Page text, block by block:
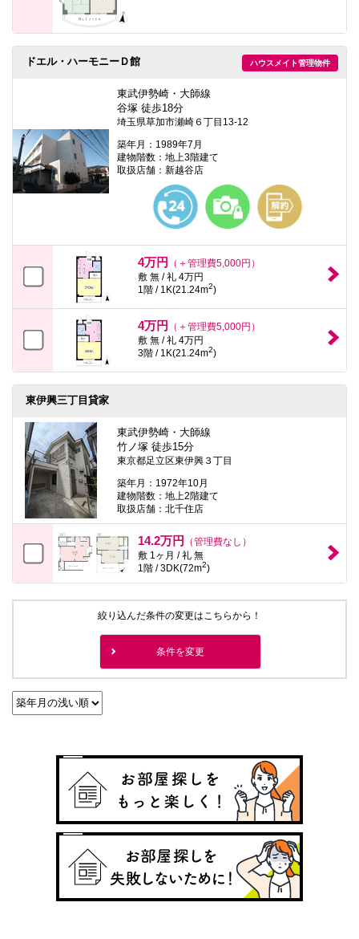
ハウスメイト管理物件
ドエル・ハーモニーＤ館
東武伊勢崎・大師線
谷塚 徒歩18分
埼玉県草加市瀬崎６丁目13-12
築年月：1989年7月
建物階数：地上3階建て
取扱店舗：新越谷店
4万円
（＋管理費5,000円）
敷 無 / 礼 4万円
1階 / 1K(21.24m2)
4万円
（＋管理費5,000円）
敷 無 / 礼 4万円
3階 / 1K(21.24m2)
東伊興三丁目貸家
東武伊勢崎・大師線
竹ノ塚 徒歩15分
東京都足立区東伊興３丁目
築年月：1972年10月
建物階数：地上2階建て
取扱店舗：北千住店
14.2万円
（管理費なし）
敷 1ヶ月 / 礼 無
1階 / 3DK(72m2)
絞り込んだ条件の変更はこちらから！
条件を変更